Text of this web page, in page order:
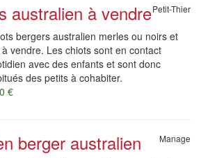
australien à vendrePetit-Thier
bergers australien merles ou noirs et
vendre. Les chiots sont en contact
avec des enfants et sont donc
des petits à cohabiter.
€
berger australien Manage